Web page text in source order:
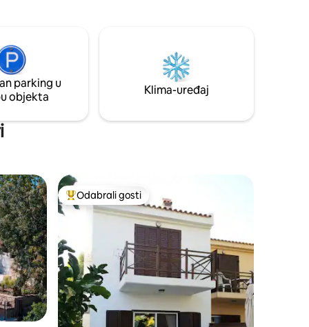
vam je potrebno. Samo dođite i uživajte u
Pissouriju i zavolite ga jednako kao i mi!
parking u
objekta
Klima-uređaj
„Odabrali gosti”Među najviše rangiranima s oznakom „Odabrali gosti”
Odabrali gosti